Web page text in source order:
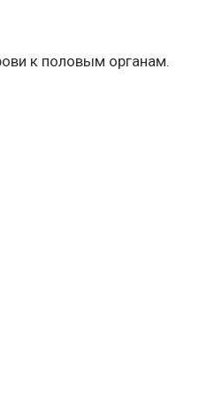
к половым органам.